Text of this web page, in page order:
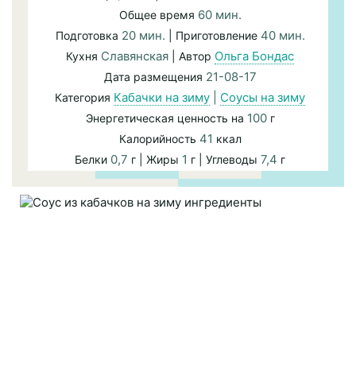
Общее время 60 мин.
Подготовка 20 мин. | Приготовление 40 мин.
Кухня Славянская | Автор Ольга Бондас
Дата размещения 21-08-17
Категория Кабачки на зиму Соусы на зиму
Энергетическая ценность на 100г
Калорийность 41 ккал
Белки 0,7 г | Жиры 1 г | Углеводы 7,4 г